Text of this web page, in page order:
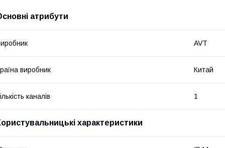
атрибути
AVT
виробник Китай
каналів 1
характеристики